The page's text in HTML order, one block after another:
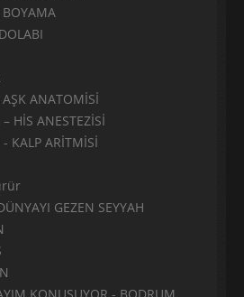
BOYAMA
ANATOMİSİ
HİS ANESTEZİSİ
KALP ARİTMİSİ
GEZEN SEYYAH